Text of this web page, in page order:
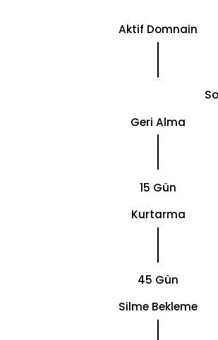
Aktif Domnain
Geri Alma
15 Gün
Kurtarma
45 Gün
Silme Bekleme